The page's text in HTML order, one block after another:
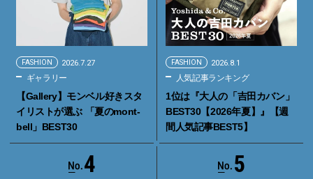
FASHION 2026.7.27
ギャラリー
【Gallery】モンベル好きスタ
イリストが選ぶ 「夏のmont-
bell」BEST30
FASHION 2026.8.1
人気記事ランキング
1位は『大人の「吉田カバン」
BEST30【2026年夏】』【週
間人気記事BEST5】
4 5